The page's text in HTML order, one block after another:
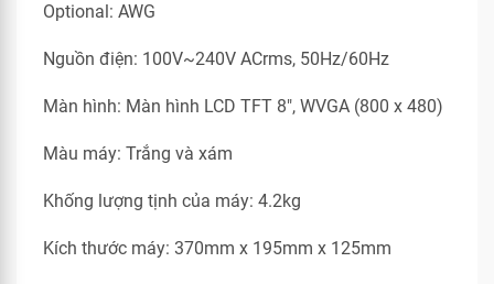
Optional: AWG
Nguồn điện: 100V~240V ACrms, 50Hz/60Hz
Màn hình: Màn hình LCD TFT 8", WVGA (800 x 480)
Màu máy: Trắng và xám
Khống lượng tịnh của máy: 4.2kg
Kích thước máy: 370mm x 195mm x 125mm